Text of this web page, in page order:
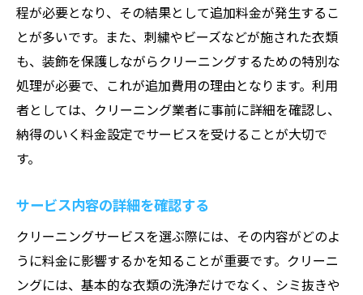
程が必要となり、その結果として追加料金が発生するこ
とが多いです。また、刺繍やビーズなどが施された衣類
も、装飾を保護しながらクリーニングするための特別な
処理が必要で、これが追加費用の理由となります。利用
者としては、クリーニング業者に事前に詳細を確認し、
納得のいく料金設定でサービスを受けることが大切で
す。
サービス内容の詳細を確認する
クリーニングサービスを選ぶ際には、その内容がどのよ
うに料金に影響するかを知ることが重要です。クリーニ
ングには、基本的な衣類の洗浄だけでなく、シミ抜きや